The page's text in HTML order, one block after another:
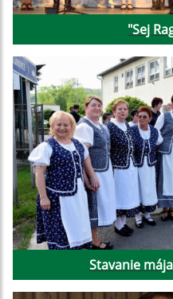
"Sej
Stavanie